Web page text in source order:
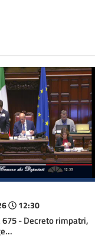
12:30
675 - Decreto rimpatri,